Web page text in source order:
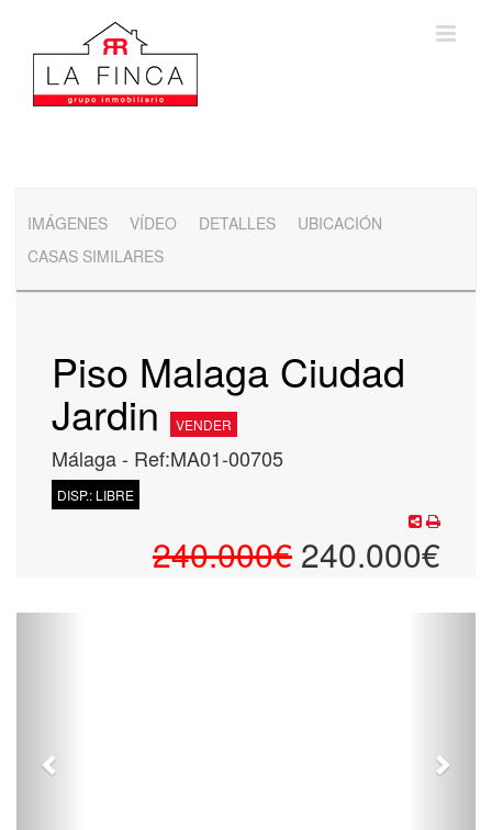
contenido
IMÁGENES VÍDEO DETALLES
UBICACIÓN
CASAS SIMILARES
Piso Malaga Ciudad
Jardin VENDER
Málaga - Ref:MA01-00705
DISP.: LIBRE
240.000€ 240.000€